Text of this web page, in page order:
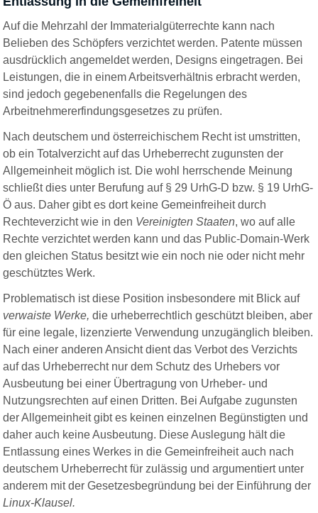
Auf die Mehrzahl der Immaterialgüterrechte kann nach
Belieben des Schöpfers verzichtet werden. Patente müssen
ausdrücklich angemeldet werden, Designs eingetragen. Bei
Leistungen, die in einem Arbeitsverhältnis erbracht werden,
sind jedoch gegebenenfalls die Regelungen des
Arbeitnehmererfindungsgesetzes zu prüfen.
Nach deutschem und österreichischem Recht ist umstritten,
ob ein Totalverzicht auf das Urheberrecht zugunsten der
Allgemeinheit möglich ist. Die wohl herrschende Meinung
schließt dies unter Berufung auf § 29 UrhG-D bzw. § 19 UrhG-
Ö aus. Daher gibt es dort keine Gemeinfreiheit durch
Rechteverzicht wie in den Vereinigten Staaten, wo auf alle
Rechte verzichtet werden kann und das Public-Domain-Werk
den gleichen Status besitzt wie ein noch nie oder nicht mehr
geschütztes Werk.
Problematisch ist diese Position insbesondere mit Blick auf
verwaiste Werke, die urheberrechtlich geschützt bleiben, aber
für eine legale, lizenzierte Verwendung unzugänglich bleiben.
Nach einer anderen Ansicht dient das Verbot des Verzichts
auf das Urheberrecht nur dem Schutz des Urhebers vor
Ausbeutung bei einer Übertragung von Urheber- und
Nutzungsrechten auf einen Dritten. Bei Aufgabe zugunsten
der Allgemeinheit gibt es keinen einzelnen Begünstigten und
daher auch keine Ausbeutung. Diese Auslegung hält die
Entlassung eines Werkes in die Gemeinfreiheit auch nach
deutschem Urheberrecht für zulässig und argumentiert unter
anderem mit der Gesetzesbegründung bei der Einführung der
Linux-Klausel.